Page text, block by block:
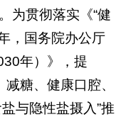
为贯彻落实《“健
，国务院办公厅
年）》，提
糖、健康口腔、
与隐性盐摄入”推